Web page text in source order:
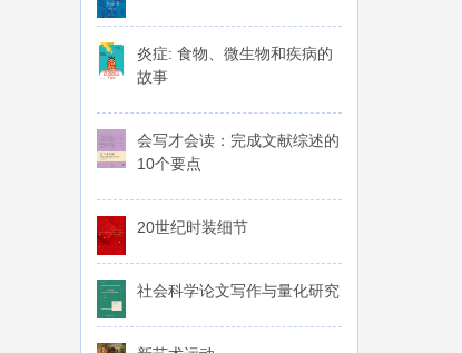
炎症: 食物、微生物和疾病的
故事
会写才会读：完成文献综述的
10个要点
20世纪时装细节
社会科学论文写作与量化研究